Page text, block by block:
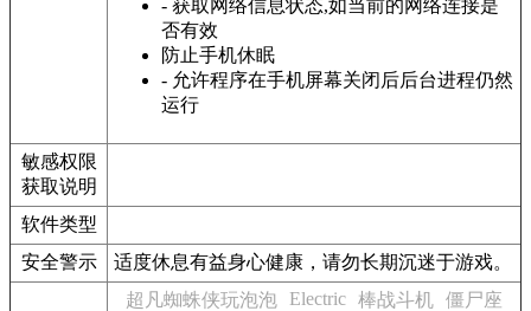
- 获取网络信息状态,如当前的网络连接是
否有效
防止手机休眠
- 允许程序在手机屏幕关闭后后台进程仍然
运行
敏感权限
获取说明
软件类型
安全警示
适度休息有益身心健康，请勿长期沉迷于游戏。
超凡蜘蛛侠玩泡泡 Electric 棒战斗机 僵尸座